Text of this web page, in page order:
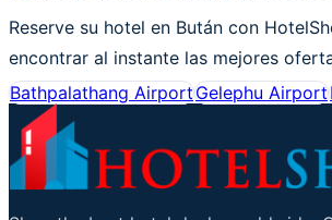
Reserve su hotel en Bután con
encontrar al instante las mejores
Bathpalathang AirportGelephu Airport